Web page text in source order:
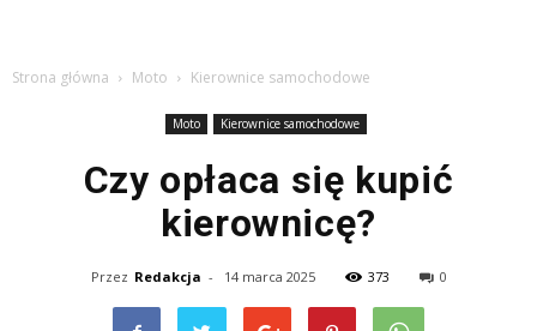
Strona główna Moto Kierownice samochodowe
Moto Kierownice samochodowe
Czy opłaca się kupić
kierownicę?
Przez Redakcja - 14 marca 2025 373 0